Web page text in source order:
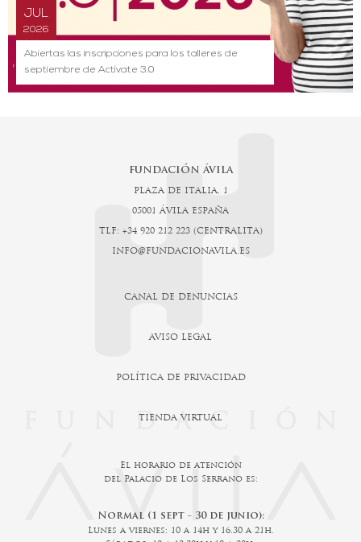
JUL
2026
Abiertas las inscripciones para los talleres de
septiembre de Actívate 3.0
FUNDACIÓN ÁVILA
PLAZA DE ITALIA, 1
05001 ÁVILA ESPAÑA
TLF: +34 920 212 223 (CENTRALITA)
INFO@FUNDACIONAVILA.ES
CANAL DE DENUNCIAS
AVISO LEGAL
POLÍTICA DE PRIVACIDAD
TIENDA VIRTUAL
El horario de atención
del Palacio de Los Serrano es:
Normal (1 sept - 30 de junio):
Lunes a viernes: 10 a 14h y 16.30 a 21h.